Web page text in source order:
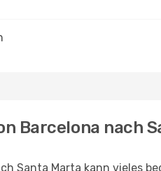
Barcelona nach
Santa Marta kann vieles